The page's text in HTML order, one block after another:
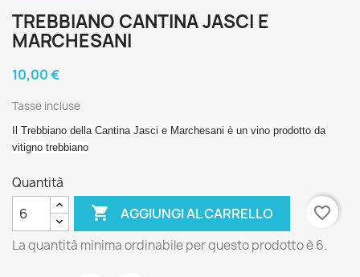
TREBBIANO CANTINA JASCI E
MARCHESANI
10,00 €
Tasse incluse
Il Trebbiano della Cantina Jasci e Marchesani è un vino prodotto da
vitigno trebbiano
Quantità
 AGGIUNGI AL CARRELLO favorite_border
La quantità minima ordinabile per questo prodotto è 6.